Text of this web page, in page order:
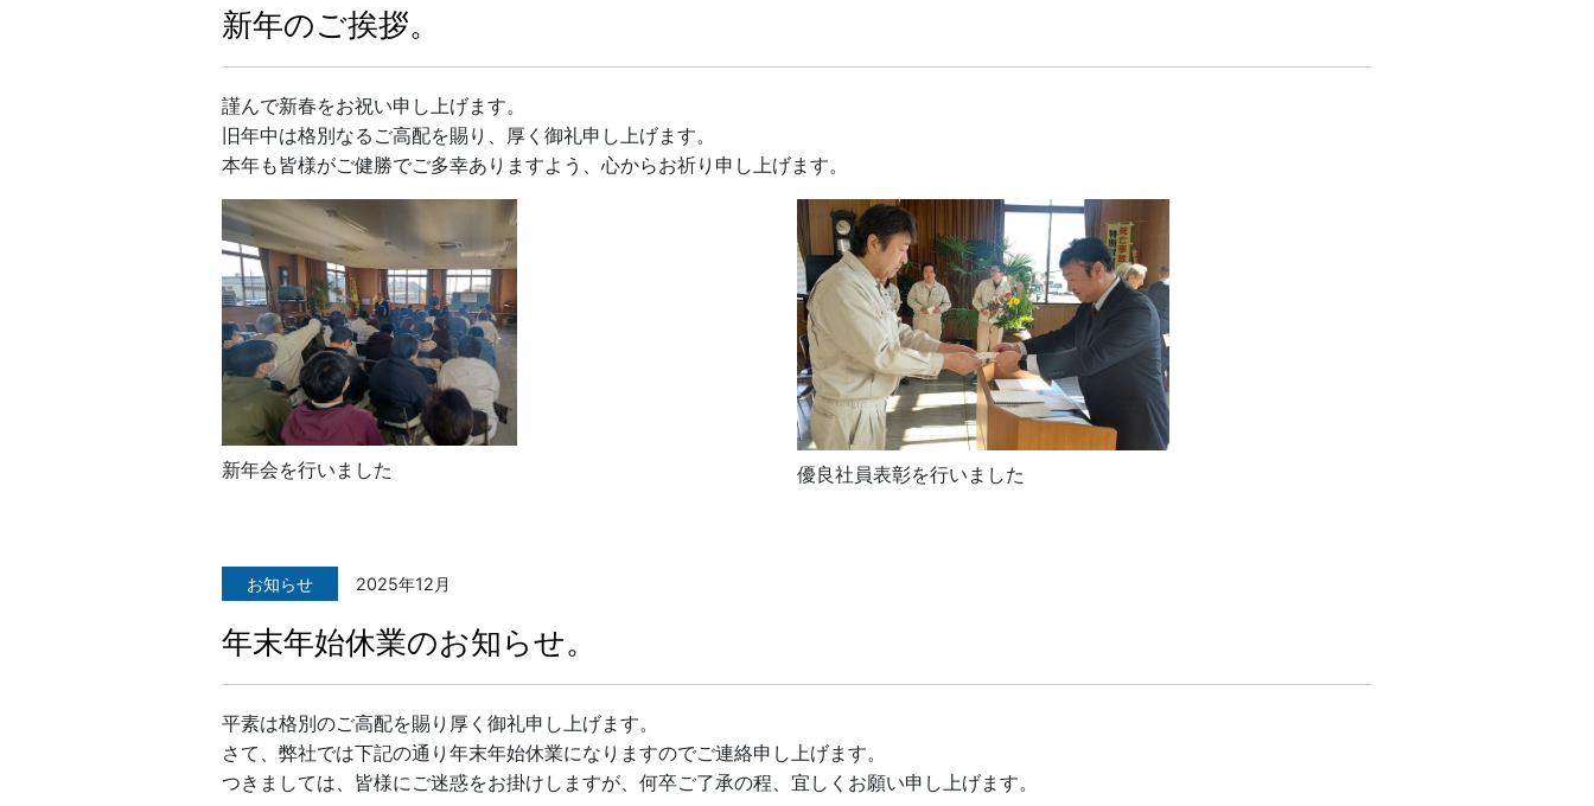
新年のご挨拶。
謹んで新春をお祝い申し上げます。
旧年中は格別なるご高配を賜り、厚く御礼申し上げます。
本年も皆様がご健勝でご多幸ありますよう、心からお祈り申し上げます。
新年会を行いました 優良社員表彰を行いました
お知らせ 2025年12月
年末年始休業のお知らせ。
平素は格別のご高配を賜り厚く御礼申し上げます。
さて、弊社では下記の通り年末年始休業になりますのでご連絡申し上げます。
つきましては、皆様にご迷惑をお掛けしますが、何卒ご了承の程、宜しくお願い申し上げます。